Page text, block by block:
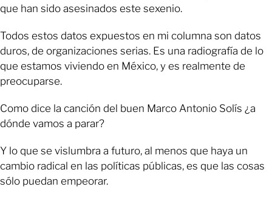
que han sido asesinados este sexenio.
Todos estos datos expuestos en mi columna son datos
duros, de organizaciones serias. Es una radiografía de lo
que estamos viviendo en México, y es realmente de
preocuparse.
Como dice la canción del buen Marco Antonio Solís ¿a
dónde vamos a parar?
Y lo que se vislumbra a futuro, al menos que haya un
cambio radical en las políticas públicas, es que las cosas
sólo puedan empeorar.